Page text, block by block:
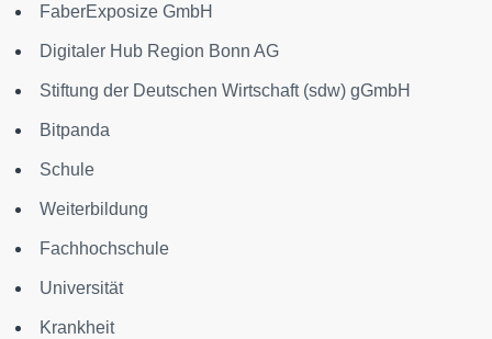
FaberExposize GmbH
Digitaler Hub Region Bonn AG
Stiftung der Deutschen Wirtschaft (sdw) gGmbH
Bitpanda
Schule
Weiterbildung
Fachhochschule
Universität
Krankheit